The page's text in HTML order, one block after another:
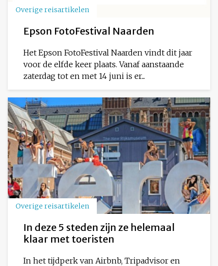
Overige reisartikelen
Epson FotoFestival Naarden
Het Epson FotoFestival Naarden vindt dit jaar
voor de elfde keer plaats. Vanaf aanstaande
zaterdag tot en met 14 juni is er...
Overige reisartikelen
In deze 5 steden zijn ze helemaal
klaar met toeristen
In het tijdperk van Airbnb, Tripadvisor en